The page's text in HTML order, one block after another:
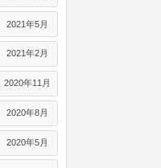
2021年5月
2021年2月
2020年11月
2020年8月
2020年5月